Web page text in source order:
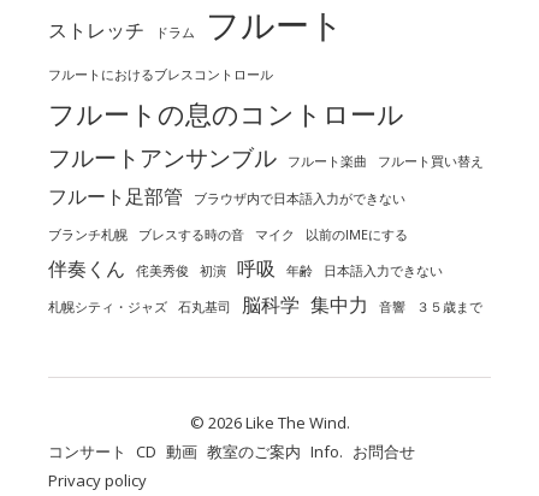
ストレッチ ドラム フルート
フルートにおけるブレスコントロール
フルートの息のコントロール
フルートアンサンブル フルート楽曲 フルート買い替え
フルート足部管 ブラウザ内で日本語入力ができない
ブランチ札幌 ブレスする時の音 マイク 以前のIMEにする
伴奏くん 侘美秀俊 初演 呼吸 年齢 日本語入力できない
札幌シティ・ジャズ 石丸基司 脳科学 集中力 音響 ３５歳まで
© 2026 Like The Wind.
コンサート
CD 動画 教室のご案内 Info. お問合せ
Privacy policy